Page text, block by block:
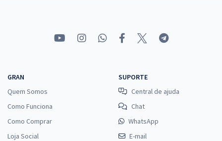
GRAN
Quem Somos
Como Funciona
Como Comprar
Loja Social
SUPORTE
Central de ajuda
Chat
WhatsApp
E-mail